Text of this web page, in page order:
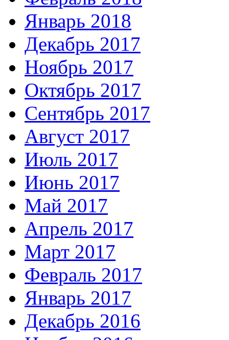
Январь 2018
Декабрь 2017
Ноябрь 2017
Октябрь 2017
Сентябрь 2017
Август 2017
Июль 2017
Июнь 2017
Май 2017
Апрель 2017
Март 2017
Февраль 2017
Январь 2017
Декабрь 2016